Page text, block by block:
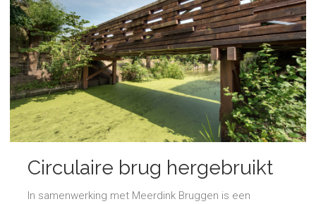
Circulaire brug hergebruikt
hout
In samenwerking met Meerdink Bruggen is een